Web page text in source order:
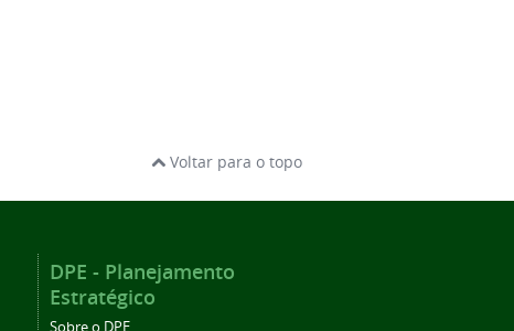
Voltar para o topo
DPE - Planejamento
Estratégico
Sobre o DPE